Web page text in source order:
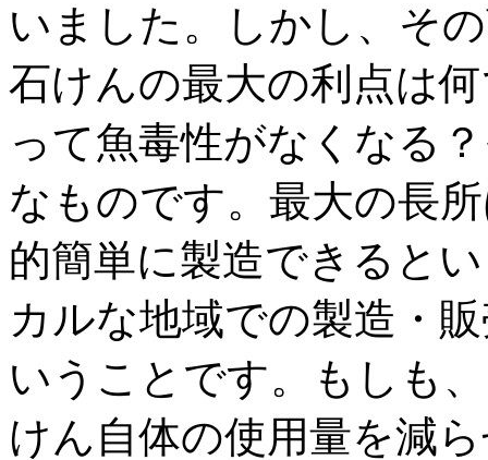
いました。しかし、そ
石けんの最大の利点は
って魚毒性がなくなる
なものです。最大の長
的簡単に製造できると
カルな地域での製造・
いうことです。もしも
けん自体の使用量を減